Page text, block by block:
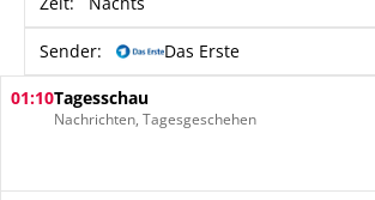
Sender: Das Erste
01:10Tagesschau
Nachrichten, Tagesgeschehen